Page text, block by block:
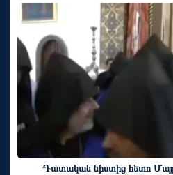
Դատական նիստից հետո